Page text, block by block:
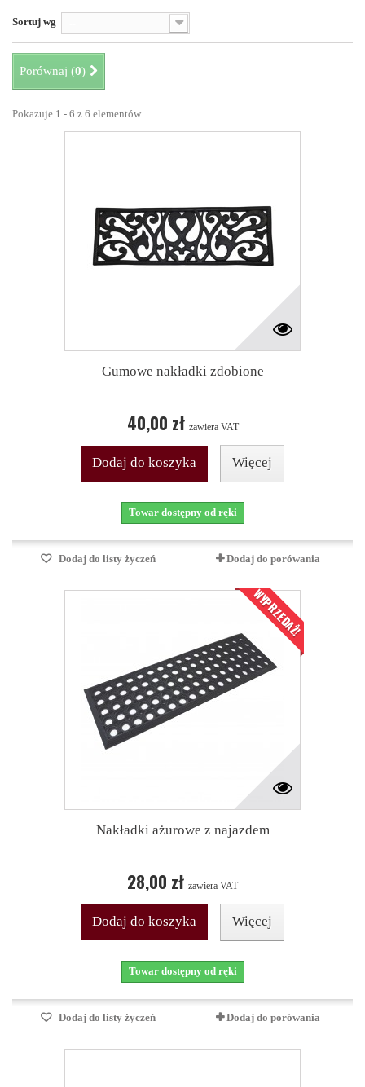
Sortuj wg --
Porównaj (0)
Pokazuje 1 - 6 z 6 elementów
Gumowe nakładki zdobione
40,00 zł zawiera VAT
Dodaj do koszyka Więcej
Towar dostępny od ręki
Dodaj do listy życzeń Dodaj do porówania
WYPRZEDAŻ!
Nakładki ażurowe z najazdem
28,00 zł zawiera VAT
Dodaj do koszyka Więcej
Towar dostępny od ręki
Dodaj do listy życzeń Dodaj do porówania